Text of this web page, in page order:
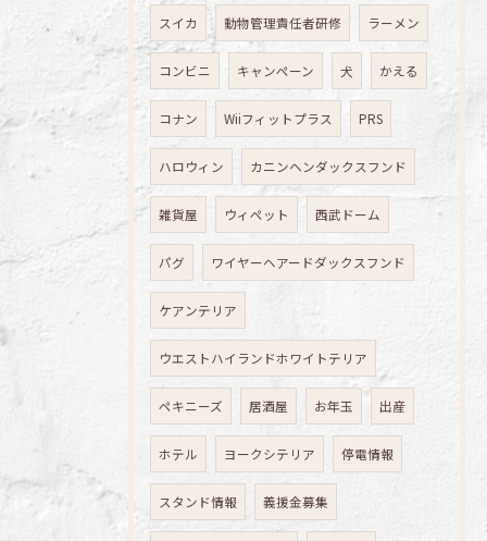
スイカ 動物管理責任者研修 ラーメン
コンビニ キャンペーン 犬 かえる
コナン Wiiフィットプラス PRS
ハロウィン カニンヘンダックスフンド
雑貨屋 ウィペット 西武ドーム
パグ ワイヤーヘアードダックスフンド
ケアンテリア
ウエストハイランドホワイトテリア
ペキニーズ 居酒屋 お年玉 出産
ホテル ヨークシテリア 停電情報
スタンド情報 義援金募集